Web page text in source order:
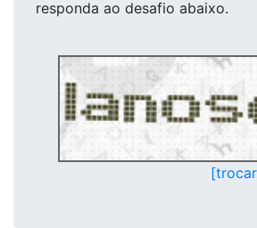
responda ao desafio abaixo.